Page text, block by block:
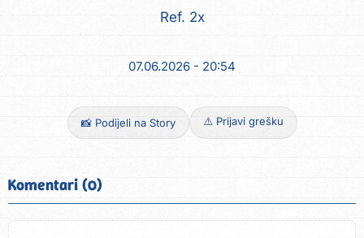
Ref. 2x
07.06.2026 - 20:54
📸 Podijeli na Story ⚠️ Prijavi grešku
Komentari (0)